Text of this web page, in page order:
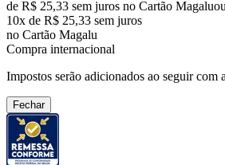
de R$ 25,33 sem juros no Cartão Magaluou
10x de R$ 25,33 sem juros
no Cartão Magalu
Compra internacional
Impostos serão adicionados ao seguir com
Fechar